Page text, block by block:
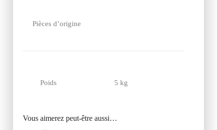
Pièces d’origine
Poids 5 kg
Vous aimerez peut-être aussi…